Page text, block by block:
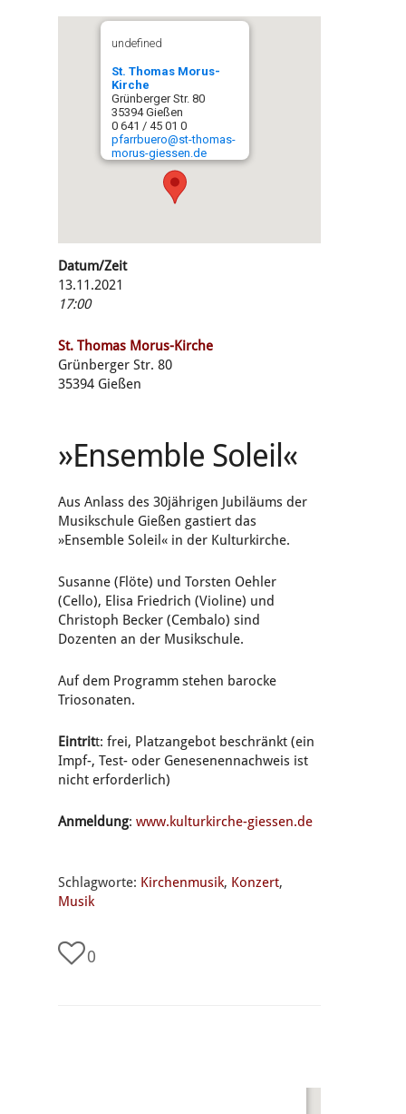
undefined
St. Thomas Morus-
Kirche
Grünberger Str. 80
35394 Gießen
0 641 / 45 01 0
pfarrbuero@st-thomas-
morus-giessen.de
Datum/Zeit
13.11.2021
17:00
St. Thomas Morus-Kirche
Grünberger Str. 80
35394 Gießen
»Ensemble Soleil«
Aus Anlass des 30jährigen Jubiläums der
Musikschule Gießen gastiert das
»Ensemble Soleil« in der Kulturkirche.
Susanne (Flöte) und Torsten Oehler
(Cello), Elisa Friedrich (Violine) und
Christoph Becker (Cembalo) sind
Dozenten an der Musikschule.
Auf dem Programm stehen barocke
Triosonaten.
Eintritt: frei, Platzangebot beschränkt (ein
Impf-, Test- oder Genesenennachweis ist
nicht erforderlich)
Anmeldung: www.kulturkirche-giessen.de
Schlagworte: Kirchenmusik, Konzert,
Musik
0